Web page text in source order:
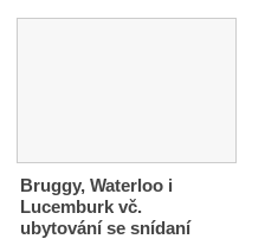
Bruggy, Waterloo i
Lucemburk vč.
ubytování se snídaní